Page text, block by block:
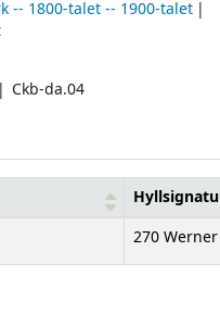
-- 1800-talet -- 1900-talet
Ckb-da.04
270 Werner